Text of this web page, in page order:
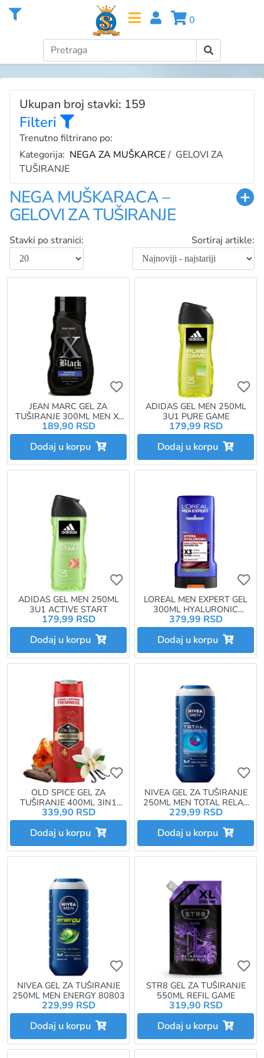
0
Ukupan broj stavki: 159
Filteri
Trenutno filtrirano po:
Kategorija: NEGA ZA MUŠKARCE/ GELOVI ZA
TUŠIRANJE
NEGA MUŠKARACA –
GELOVI ZA TUŠIRANJE
Stavki po stranici: Sortiraj artikle:
Ukoliko želite da dodate
JEAN MARC GEL ZA
TUŠIRANJE 300ML MEN X-
BLACK
189,90 RSD
Dodaj u korpu
ADIDAS GEL MEN 250ML
3U1 PURE GAME
179,99 RSD
Dodaj u korpu
Ukoliko želite da dodate
ADIDAS GEL MEN 250ML
3U1 ACTIVE START
179,99 RSD
Dodaj u korpu
LOREAL MEN EXPERT GEL
300ML HYALURONIC
POWER
379,99 RSD
Dodaj u korpu
Ukoliko želite da dodate
OLD SPICE GEL ZA
TUŠIRANJE 400ML 3IN1
EPIC LEGEND
339,90 RSD
Dodaj u korpu
NIVEA GEL ZA TUŠIRANJE
250ML MEN TOTAL RELAX
98650
229,99 RSD
Dodaj u korpu
Ukoliko želite da dodate
NIVEA GEL ZA TUŠIRANJE
250ML MEN ENERGY 80803
229,99 RSD
Dodaj u korpu
STR8 GEL ZA TUŠIRANJE
550ML REFIL GAME
319,90 RSD
Dodaj u korpu